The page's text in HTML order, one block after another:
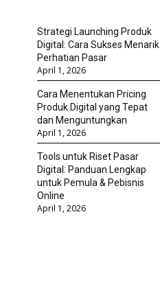
Strategi Launching Produk
Digital: Cara Sukses Menarik
Perhatian Pasar
April 1, 2026
Cara Menentukan Pricing
Produk Digital yang Tepat
dan Menguntungkan
April 1, 2026
Tools untuk Riset Pasar
Digital: Panduan Lengkap
untuk Pemula & Pebisnis
Online
April 1, 2026